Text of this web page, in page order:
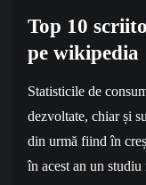
Top 10
pe wikipedia
Statisticile de
dezvoltate, chiar și
din urmă fiind în
în acest an un